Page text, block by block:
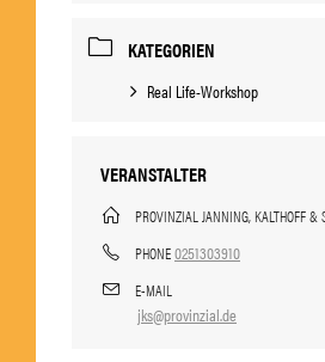
KATEGORIEN
Real Life-Workshop
VERANSTALTER
PROVINZIAL JANNING, KALTHOFF &
PHONE0251303910
E-MAIL
jks@provinzial.de